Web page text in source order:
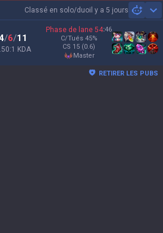
Classé en solo/duoil y a 5 jours
/6/11
KDA
Phase de lane 54:46
C/Tués 45%
CS 15 (0.6)
master
RETIRER LES PUBS